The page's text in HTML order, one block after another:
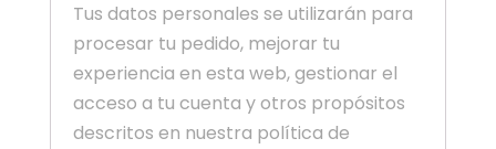
Tus datos personales se utilizarán para
procesar tu pedido, mejorar tu
experiencia en esta web, gestionar el
acceso a tu cuenta y otros propósitos
descritos en nuestra política de